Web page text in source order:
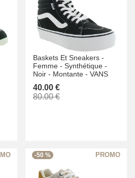
Baskets Et Sneakers -
Femme - Synthétique -
Noir - Montante - VANS
40.00 €
80.00 €
-50 %